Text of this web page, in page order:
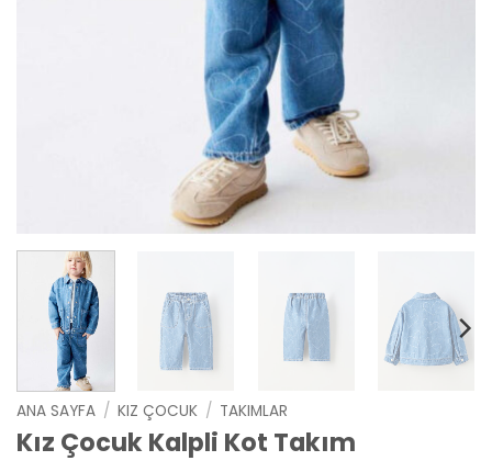
ANA SAYFA / KIZ ÇOCUK / TAKIMLAR
Kız Çocuk Kalpli Kot Takım